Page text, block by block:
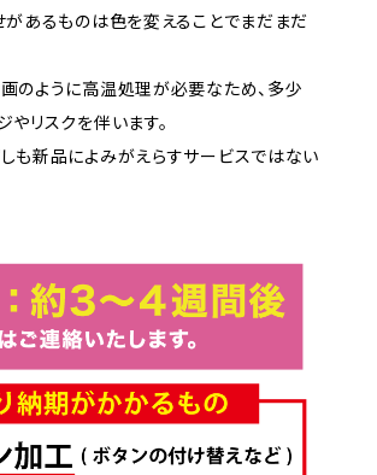
があるものは色を変えることでまだまだ
のように高温処理が必要なため、多少
リスクを伴います。
も新品によみがえらすサービスではない